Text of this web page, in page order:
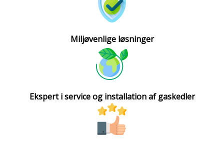
Miljøvenlige løsninger​
Ekspert i service og installation af gaskedler​